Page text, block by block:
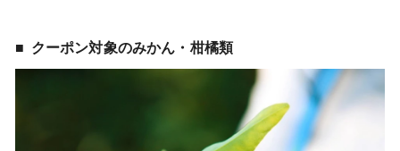
クーポン対象のみかん・柑橘類